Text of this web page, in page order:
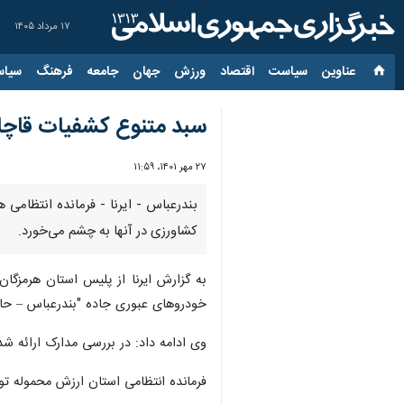
۱۷ مرداد ۱۴۰۵
عناوین‌ سیاست اقتصاد ورزش جهان جامعه فرهنگ
سبد متنوع کشفیات
۲۷ مهر ۱۴۰۱، ۱۱:۵۹